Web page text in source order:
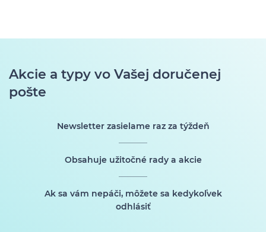
Akcie a typy vo Vašej doručenej
pošte
Newsletter zasielame raz za týždeň
Obsahuje užitočné rady a akcie
Ak sa vám nepáči, môžete sa kedykoľvek
odhlásiť